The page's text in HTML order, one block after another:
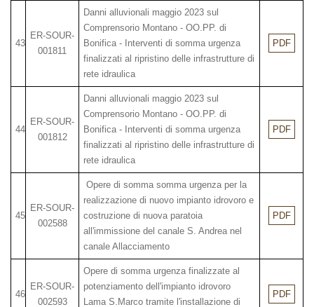
43
ER-SOUR-
001811
Danni alluvionali maggio 2023 sul
Comprensorio Montano - OO.PP. di
Bonifica - Interventi di somma urgenza
finalizzati al ripristino delle infrastrutture di
rete idraulica
PDF
44
ER-SOUR-
001812
Danni alluvionali maggio 2023 sul
Comprensorio Montano - OO.PP. di
Bonifica - Interventi di somma urgenza
finalizzati al ripristino delle infrastrutture di
rete idraulica
PDF
45
ER-SOUR-
002588
Opere di somma somma urgenza per la
realizzazione di nuovo impianto idrovoro e
costruzione di nuova paratoia
all'immissione del canale S. Andrea nel
canale Allacciamento
PDF
46
ER-SOUR-
002593
Opere di somma urgenza finalizzate al
potenziamento dell'impianto idrovoro
Lama S.Marco tramite l'installazione di
PDF